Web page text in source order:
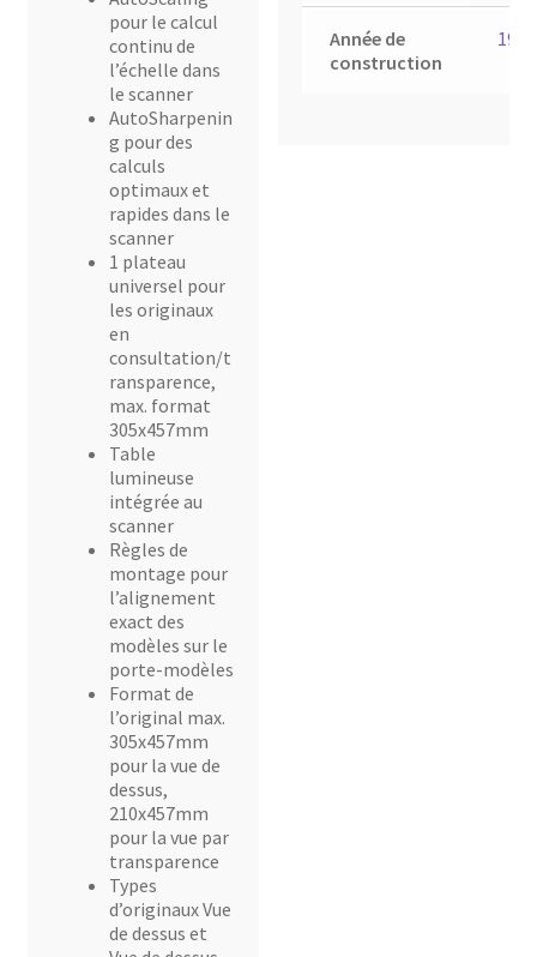
pour le calcul
continu de
l’échelle dans
le scanner
AutoSharpenin
g pour des
calculs
optimaux et
rapides dans le
scanner
1 plateau
universel pour
les originaux
en
consultation/t
ransparence,
max. format
305x457mm
Table
lumineuse
intégrée au
scanner
Règles de
montage pour
l’alignement
exact des
modèles sur le
porte-modèles
Format de
l’original max.
305x457mm
pour la vue de
dessus,
210x457mm
pour la vue par
transparence
Types
d’originaux Vue
de dessus et
Année de
construction
1995